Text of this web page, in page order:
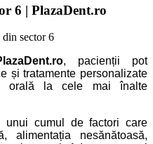
6 | PlazaDent.ro
, pacienții pot
și tratamente personalizate
orală la cele mai înalte
unui cumul de factori care
alimentația nesănătoasă,